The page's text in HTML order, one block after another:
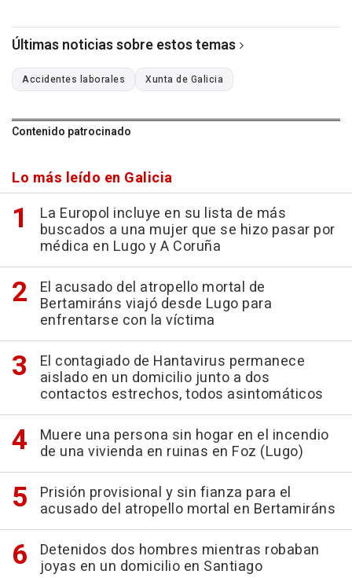
Últimas noticias sobre estos temas
Accidentes laborales Xunta de Galicia
Contenido patrocinado
Lo más leído en Galicia
La Europol incluye en su lista de más
buscados a una mujer que se hizo pasar por
médica en Lugo y A Coruña
El acusado del atropello mortal de
Bertamiráns viajó desde Lugo para
enfrentarse con la víctima
El contagiado de Hantavirus permanece
aislado en un domicilio junto a dos
contactos estrechos, todos asintomáticos
Muere una persona sin hogar en el incendio
de una vivienda en ruinas en Foz (Lugo)
Prisión provisional y sin fianza para el
acusado del atropello mortal en Bertamiráns
Detenidos dos hombres mientras robaban
joyas en un domicilio en Santiago